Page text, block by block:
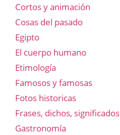
Cortos y animación
Cosas del pasado
Egipto
El cuerpo humano
Etimología
Famosos y famosas
Fotos historicas
Frases, dichos, significados
Gastronomía